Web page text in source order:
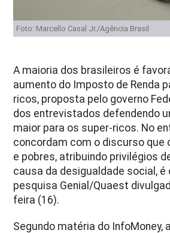
Foto: Marcello Casal Jr./Agência Brasil
A maioria dos brasileiros é
aumento do Imposto de Renda
ricos, proposta pelo governo
dos entrevistados defendendo
maior para os super-ricos. No
concordam com o discurso que
e pobres, atribuindo privilégios
causa da desigualdade social, é
pesquisa Genial/Quaest
feira (16).
Segundo matéria do InfoMoney,